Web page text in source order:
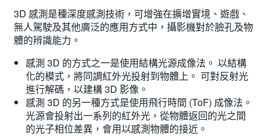
3D 感測是種深度感測技術，可增強在擴增實境、遊戲、
無人駕駛及其他廣泛的應用方式中，攝影機對於臉孔及物
體的辨識能力。
感測 3D 的方式之一是使用結構光源成像法。 以結構
化的模式，將同調紅外光投射到物體上。 可對反射光
進行解碼，以建構 3D 影像。
感測 3D 的另一種方式是使用飛行時間 (ToF) 成像法。
光源會投射出一系列的紅外光，從物體返回的光之間
的光子相位差異，會用以感測物體的接近。